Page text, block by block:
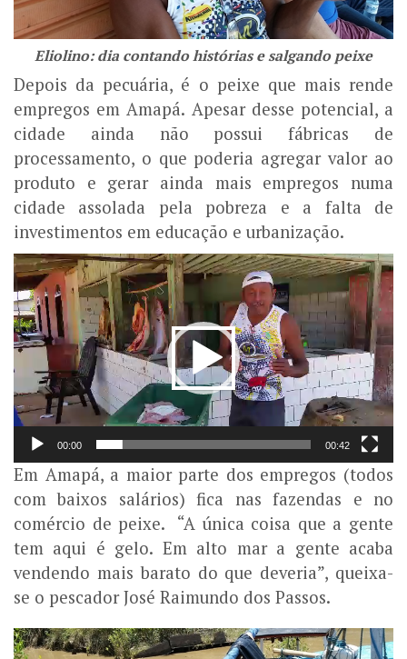
Eliolino: dia contando histórias e salgando peixe
Depois da pecuária, é o peixe que mais rende
empregos em Amapá. Apesar desse potencial, a
cidade ainda não possui fábricas de
processamento, o que poderia agregar valor ao
produto e gerar ainda mais empregos numa
cidade assolada pela pobreza e a falta de
investimentos em educação e urbanização.
Tocador
de
vídeo
00:00 00:42
Play
Em Amapá, a maior parte dos empregos (todos
com baixos salários) fica nas fazendas e no
comércio de peixe. “A única coisa que a gente
tem aqui é gelo. Em alto mar a gente acaba
vendendo mais barato do que deveria”, queixa-
se o pescador José Raimundo dos Passos.